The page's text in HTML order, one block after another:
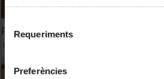
consultar laPolítica de galetes del
Requeriments
Preferències
Pràctiques fèrtils i contextos